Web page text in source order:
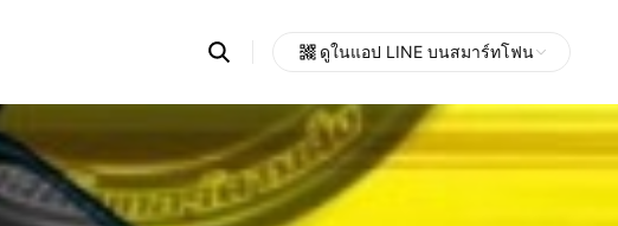
Search
OpenChats
messages
search
ดูในแอป LINE บนสมาร์ทโฟน